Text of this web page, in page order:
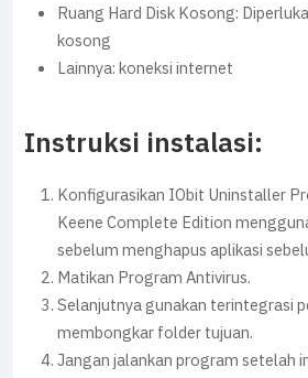
Ruang Hard Disk Kosong:
kosong
Lainnya: koneksi internet
Instruksi instalasi:
Konfigurasikan IObit Uninstaller
Keene Complete Edition
sebelum menghapus aplikasi
Matikan Program Antivirus.
Selanjutnya gunakan terintegrasi
membongkar folder tujuan.
Jangan jalankan program setelah